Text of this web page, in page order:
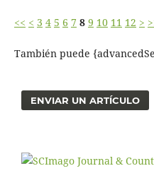
<< < 3 4 5 6 7 8 9 10 11 12 >
También puede
ENVIAR UN ARTÍCULO